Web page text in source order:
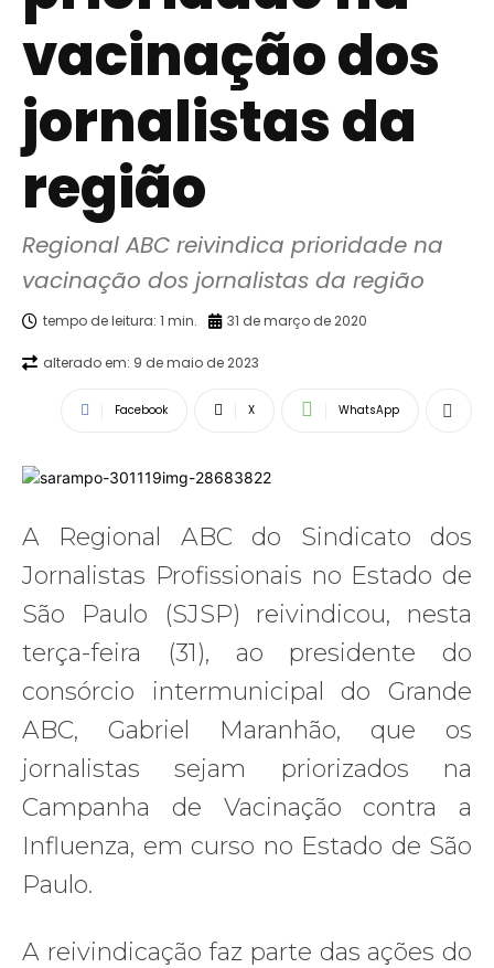
vacinação dos
jornalistas da
região
Regional ABC reivindica prioridade na
vacinação dos jornalistas da região
tempo de leitura: 1 min. 31 de março de 2020
alterado em: 9 de maio de 2023
Facebook X WhatsApp
A Regional ABC do Sindicato dos
Jornalistas Profissionais no Estado de
São Paulo (SJSP) reivindicou, nesta
terça-feira (31), ao presidente do
consórcio intermunicipal do Grande
ABC, Gabriel Maranhão, que os
jornalistas sejam priorizados na
Campanha de Vacinação contra a
Influenza, em curso no Estado de São
Paulo.
A reivindicação faz parte das ações do